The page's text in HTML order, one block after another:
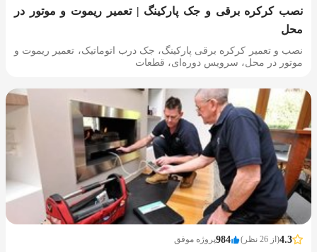
نصب کرکره برقی و جک پارکینگ | تعمیر ریموت و موتور در
محل
نصب و تعمیر کرکره برقی پارکینگ، جک درب اتوماتیک، تعمیر ریموت و
موتور در محل، سرویس دوره‌ای، قطعات
4.3(از 26 نظر) 984پروژه موفق